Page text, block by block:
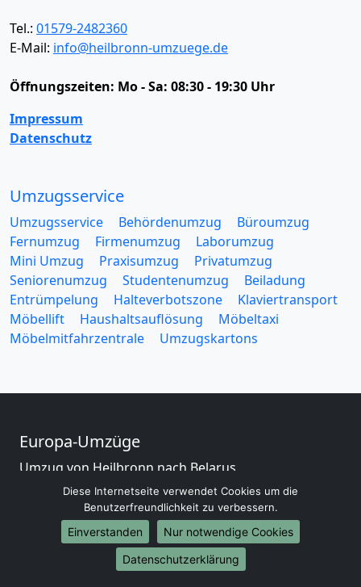
Tel.: 01579-2482360
E-Mail: info@heilbronn-umzuege.de
Öffnungszeiten: Mo - Sa: 08:30 - 19:30 Uhr
Impressum
Datenschutz
Umzugsservice
Umzugsservice Behördenumzug
Büroumzug
Fernumzug
Firmenumzug
Laborumzug
Mini Umzug
Praxisumzug
Privatumzug
Seniorenumzug
Studentenumzug
Beiladung
Entrümpelung
Halteverbotszone
Klaviertransport
Möbellift
Haushaltsauflösung
Möbeltaxi
Möbelmitfahrzentrale
Umzugskartons
Europa-Umzüge
Umzug von Heilbronn nach Belarus
Umzug von Heilbronn nach Belgien
Umzug von Heilbronn nach Bulgarien
Umzug von Heilbronn nach Dänemark
Umzug von Heilbronn nach England
Umzug von Heilbronn nach Portugal
Diese Internetseite verwendet Cookies um die
Benutzerfreundlichkeit zu verbessern.
Einverstanden
Nur notwendige Cookies
Datenschutzerklärung